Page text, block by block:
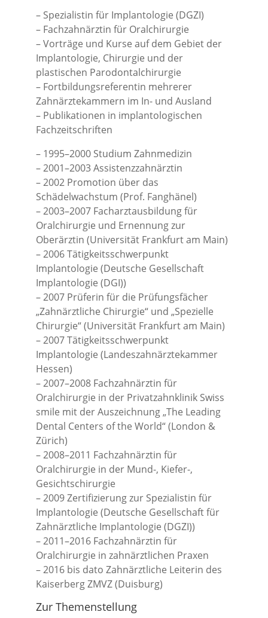
– Spezialistin für Implantologie (DGZI)
– Fachzahnärztin für Oralchirurgie
– Vorträge und Kurse auf dem Gebiet der
Implantologie, Chirurgie und der
plastischen Parodontalchirurgie
– Fortbildungsreferentin mehrerer
Zahnärztekammern im In- und Ausland
– Publikationen in implantologischen
Fachzeitschriften
– 1995–2000 Studium Zahnmedizin
– 2001–2003 Assistenzzahnärztin
– 2002 Promotion über das
Schädelwachstum (Prof. Fanghänel)
– 2003–2007 Facharztausbildung für
Oralchirurgie und Ernennung zur
Oberärztin (Universität Frankfurt am Main)
– 2006 Tätigkeitsschwerpunkt
Implantologie (Deutsche Gesellschaft
Implantologie (DGI))
– 2007 Prüferin für die Prüfungsfächer
„Zahnärztliche Chirurgie“ und „Spezielle
Chirurgie“ (Universität Frankfurt am Main)
– 2007 Tätigkeitsschwerpunkt
Implantologie (Landeszahnärztekammer
Hessen)
– 2007–2008 Fachzahnärztin für
Oralchirurgie in der Privatzahnklinik Swiss
smile mit der Auszeichnung „The Leading
Dental Centers of the World“ (London &
Zürich)
– 2008–2011 Fachzahnärztin für
Oralchirurgie in der Mund-, Kiefer-,
Gesichtschirurgie
– 2009 Zertifizierung zur Spezialistin für
Implantologie (Deutsche Gesellschaft für
Zahnärztliche Implantologie (DGZI))
– 2011–2016 Fachzahnärztin für
Oralchirurgie in zahnärztlichen Praxen
– 2016 bis dato Zahnärztliche Leiterin des
Kaiserberg ZMVZ (Duisburg)
Zur Themenstellung